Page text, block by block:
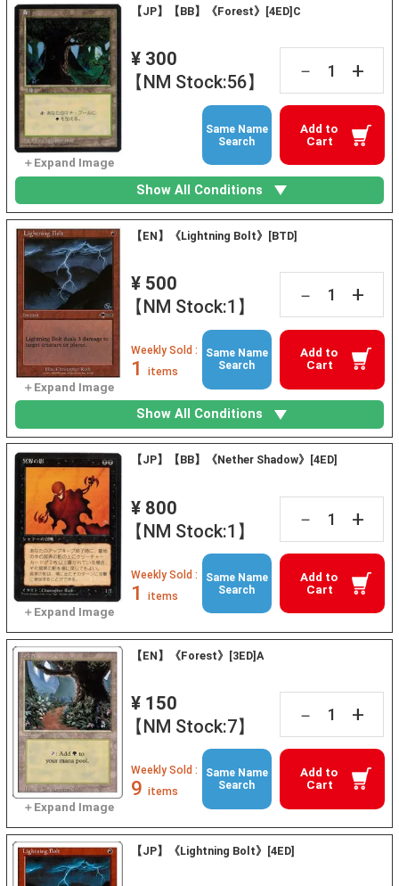
【JP】【BB】《Forest》[4ED]C
¥ 300
【NM Stock:56】
－ +
Add to
Cart
Same Name
Search
Show All Conditions
【EN】《Lightning Bolt》[BTD]
¥ 500
【NM Stock:1】
－ +
Add to
Cart
Weekly Sold :
1 items
Same Name
Search
Show All Conditions
【JP】【BB】《Nether Shadow》[4ED]
¥ 800
【NM Stock:1】
－ +
Add to
Cart
Weekly Sold :
1 items
Same Name
Search
【EN】《Forest》[3ED]A
¥ 150
【NM Stock:7】
－ +
Add to
Cart
Weekly Sold :
9 items
Same Name
Search
【JP】《Lightning Bolt》[4ED]